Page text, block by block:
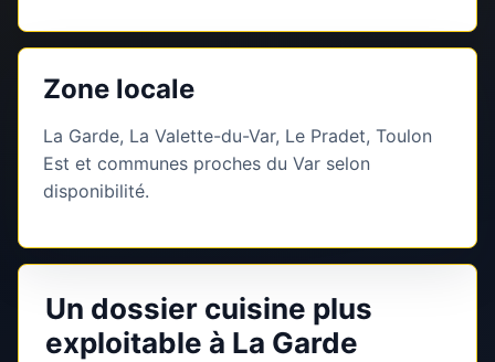
Zone locale
La Garde, La Valette-du-Var, Le Pradet, Toulon
Est et communes proches du Var selon
disponibilité.
Un dossier cuisine plus
exploitable à La Garde